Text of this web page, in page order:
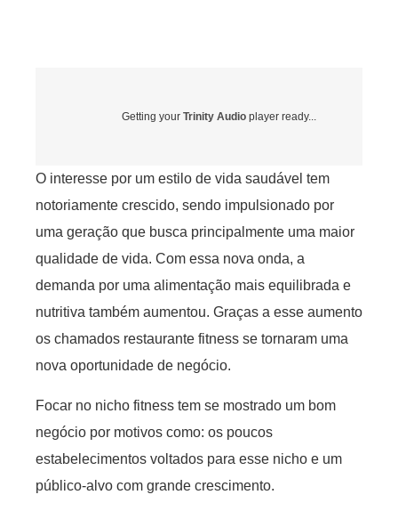
Getting your Trinity Audio player ready...
O interesse por um estilo de vida saudável tem
notoriamente crescido, sendo impulsionado por
uma geração que busca principalmente uma maior
qualidade de vida. Com essa nova onda, a
demanda por uma alimentação mais equilibrada e
nutritiva também aumentou. Graças a esse aumento
os chamados restaurante fitness se tornaram uma
nova oportunidade de negócio.
Focar no nicho fitness tem se mostrado um bom
negócio por motivos como: os poucos
estabelecimentos voltados para esse nicho e um
público-alvo com grande crescimento.